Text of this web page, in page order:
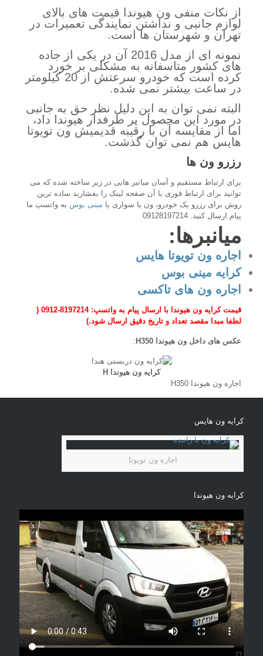
از نکات منفی ون هیوندا قیمت های بالای
لوازم جانبی و نداشتن نمایندگی تعمیرات در
تهران و شهرستان ها است.
نمونه ای از مدل 2016 آن در یکی از جاده
های کشور متاسفانه به مشکلی بر خورد
کرده است که خودرو سرعتش از 20 کیلومتر
در ساعت بیشتر نمی شده.
البته نمی توان به این دلیل نظر حق به جانبی
در مورد این محصول پر طرفدار هیوندا داد،
اما از مقایسه آن با رقیبه قدیمیش ون تویوتا
هایس هم نمی توان گذشت.
رزرو ون ها
برای ارتباط مستقیم و آسان میانبر هایی در زیر ساخته شده که می
توانید برای ارتباط فوری با آن صفحه لینک را بفشارید ساده ترین
روش برای رزرو یک خودرو، ون یا سواری یا مینی بوس به واتسپ ما
پیام ارسال کنید. 09128197214
میانبرها:
اجاره ون تویوتا هایس
کرایه مینی بوس
اجاره ون های تاکسی
قیمت کرایه ون هیوندا با ارسال پیام به واتسپ: 8197214-0912 (
لطفا مبدا مقصد تعداد و تاریخ دقیق ارسال شود.)
عکس های داخل ون هیوندا H350 :
کرایه ون هیوندا H
اجاره ون هیوندا H350
کرایه ون هایس
اجاره ون تویوتا
کرایه ون هیوندا